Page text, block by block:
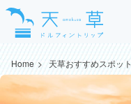
Home 天草おすすめスポット